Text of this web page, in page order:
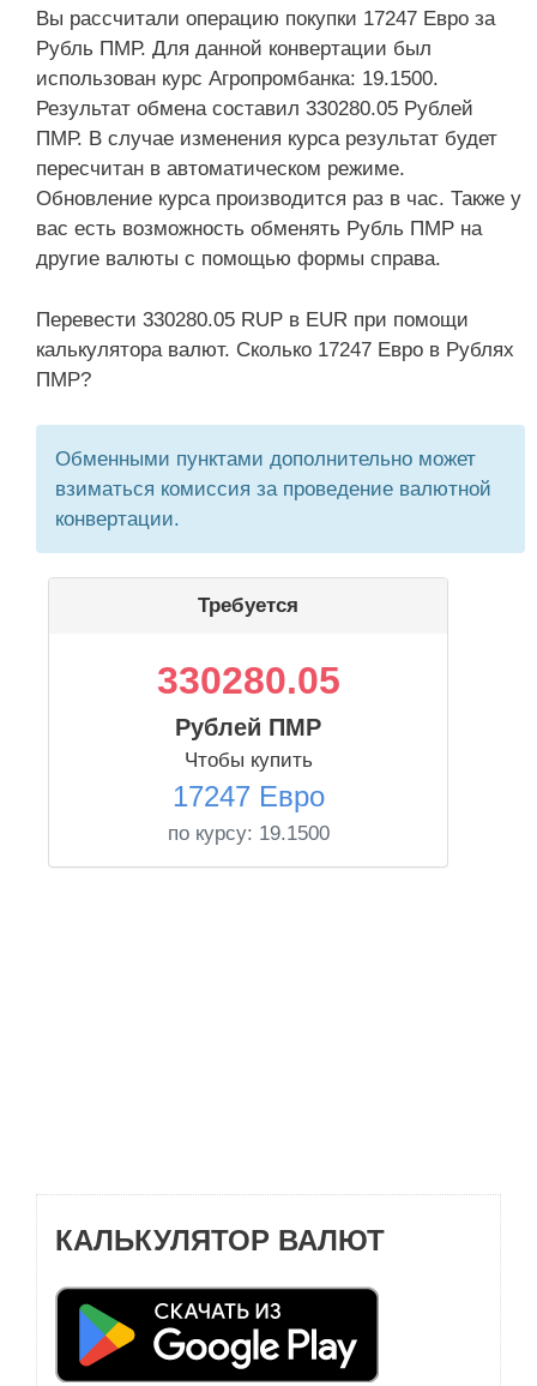
Вы рассчитали операцию покупки 17247 Евро за
Рубль ПМР. Для данной конвертации был
использован курс Агропромбанка: 19.1500.
Результат обмена составил 330280.05 Рублей
ПМР. В случае изменения курса результат будет
пересчитан в автоматическом режиме.
Обновление курса производится раз в час. Также у
вас есть возможность обменять Рубль ПМР на
другие валюты с помощью формы справа.
Перевести 330280.05 RUP в EUR при помощи
калькулятора валют. Сколько 17247 Евро в Рублях
ПМР?
Обменными пунктами дополнительно может
взиматься комиссия за проведение валютной
конвертации.
Требуется
330280.05
Рублей ПМР
Чтобы купить
17247 Евро
по курсу: 19.1500
КАЛЬКУЛЯТОР ВАЛЮТ